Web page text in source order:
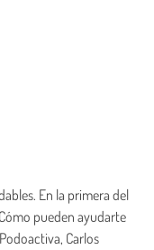
En la primera del
pueden ayudarte
Carlos